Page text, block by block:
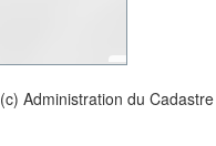
(c) Administration du